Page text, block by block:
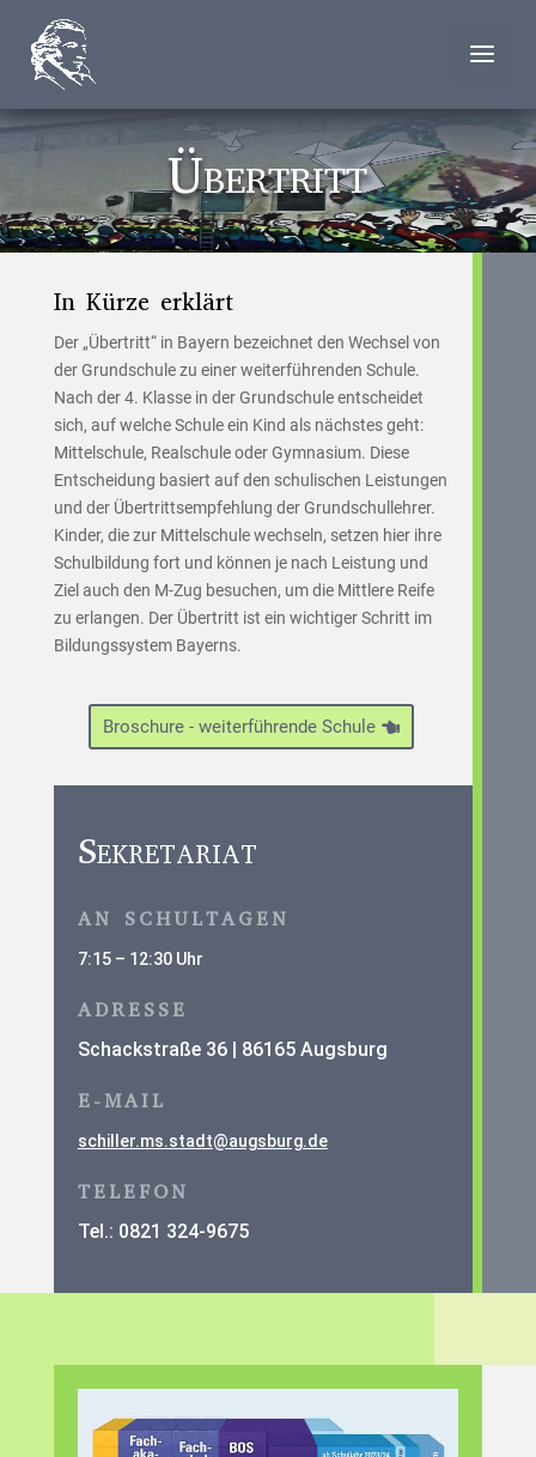
Übertritt
In Kürze erklärt
Der „Übertritt“ in Bayern bezeichnet den Wechsel von
der Grundschule zu einer weiterführenden Schule.
Nach der 4. Klasse in der Grundschule entscheidet
sich, auf welche Schule ein Kind als nächstes geht:
Mittelschule, Realschule oder Gymnasium. Diese
Entscheidung basiert auf den schulischen Leistungen
und der Übertrittsempfehlung der Grundschullehrer.
Kinder, die zur Mittelschule wechseln, setzen hier ihre
Schulbildung fort und können je nach Leistung und
Ziel auch den M-Zug besuchen, um die Mittlere Reife
zu erlangen. Der Übertritt ist ein wichtiger Schritt im
Bildungssystem Bayerns.
Broschure - weiterführende Schule
Sekretariat
AN SCHULTAGEN
7:15 – 12:30 Uhr
ADRESSE
Schackstraße 36 | 86165 Augsburg
E-MAIL
schiller.ms.stadt@augsburg.de
TELEFON
Tel.: 0821 324-9675